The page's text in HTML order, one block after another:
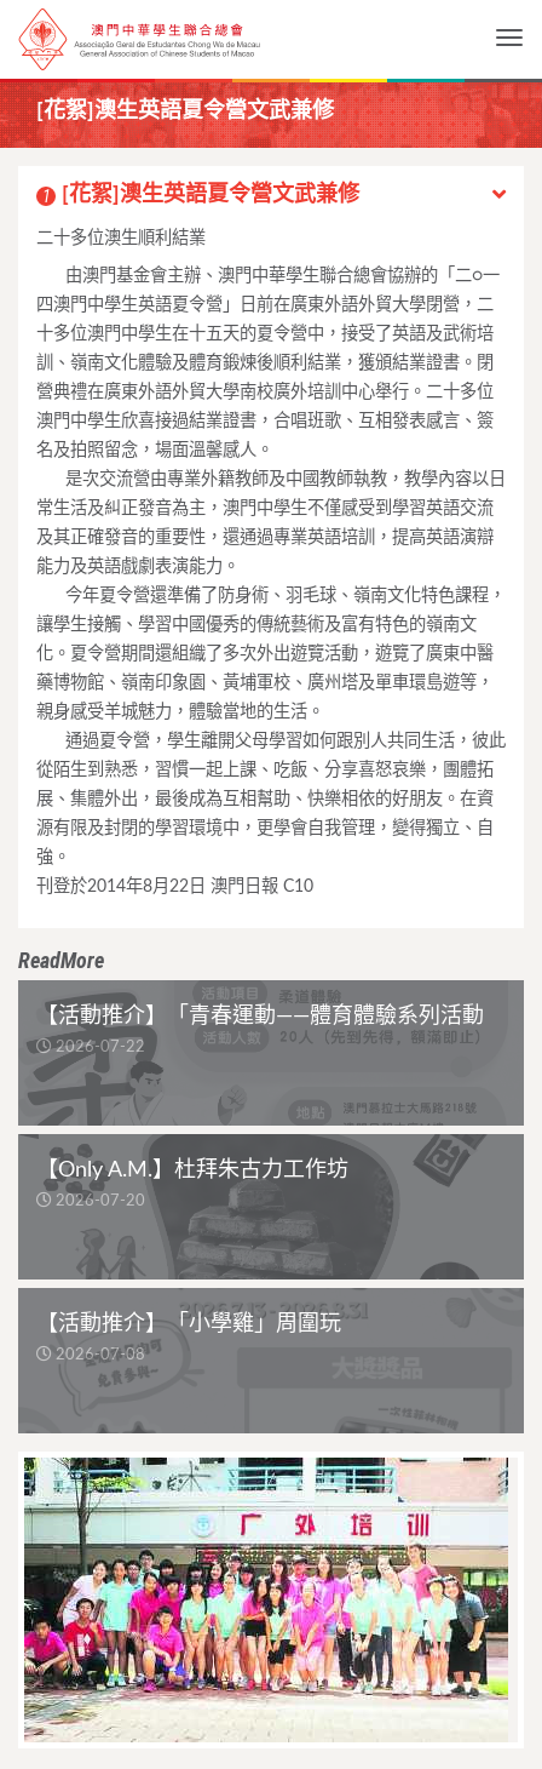
[花絮]澳生英語夏令營文武兼修
1 [花絮]澳生英語夏令營文武兼修
二十多位澳生順利結業
由澳門基金會主辦、澳門中華學生聯合總會協辦的「二○一
四澳門中學生英語夏令營」日前在廣東外語外貿大學閉營，二
十多位澳門中學生在十五天的夏令營中，接受了英語及武術培
訓、嶺南文化體驗及體育鍛煉後順利結業，獲頒結業證書。閉
營典禮在廣東外語外貿大學南校廣外培訓中心舉行。二十多位
澳門中學生欣喜接過結業證書，合唱班歌、互相發表感言、簽
名及拍照留念，場面溫馨感人。
是次交流營由專業外籍教師及中國教師執教，教學內容以日
常生活及糾正發音為主，澳門中學生不僅感受到學習英語交流
及其正確發音的重要性，還通過專業英語培訓，提高英語演辯
能力及英語戲劇表演能力。
今年夏令營還準備了防身術、羽毛球、嶺南文化特色課程，
讓學生接觸、學習中國優秀的傳統藝術及富有特色的嶺南文
化。夏令營期間還組織了多次外出遊覽活動，遊覽了廣東中醫
藥博物館、嶺南印象園、黃埔軍校、廣州塔及單車環島遊等，
親身感受羊城魅力，體驗當地的生活。
通過夏令營，學生離開父母學習如何跟別人共同生活，彼此
從陌生到熟悉，習慣一起上課、吃飯、分享喜怒哀樂，團體拓
展、集體外出，最後成為互相幫助、快樂相依的好朋友。在資
源有限及封閉的學習環境中，更學會自我管理，變得獨立、自
強。
刊登於2014年8月22日 澳門日報 C10
ReadMore
【活動推介】「青春運動——體育體驗系列活動
2026-07-22
【Only A.M.】杜拜朱古力工作坊
2026-07-20
【活動推介】「小學雞」周圍玩
2026-07-08